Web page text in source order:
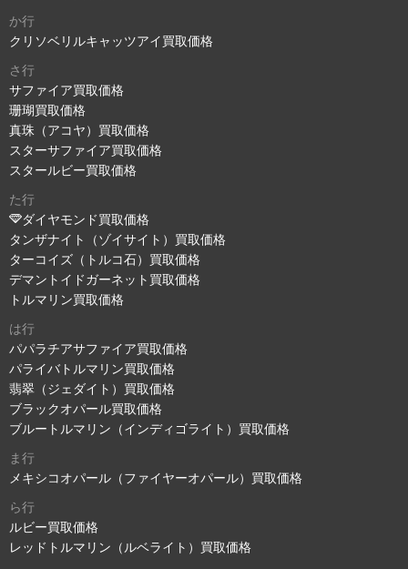
か行
クリソベリルキャッツアイ買取価格
さ行
サファイア買取価格
珊瑚買取価格
真珠（アコヤ）買取価格
スターサファイア買取価格
スタールビー買取価格
た行
ダイヤモンド買取価格
タンザナイト（ゾイサイト）買取価格
ターコイズ（トルコ石）買取価格
デマントイドガーネット買取価格
トルマリン買取価格
は行
パパラチアサファイア買取価格
パライバトルマリン買取価格
翡翠（ジェダイト）買取価格
ブラックオパール買取価格
ブルートルマリン（インディゴライト）買取価格
ま行
メキシコオパール（ファイヤーオパール）買取価格
ら行
ルビー買取価格
レッドトルマリン（ルベライト）買取価格